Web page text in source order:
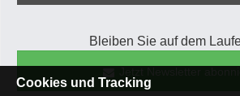
Bleiben Sie auf dem
Cookies und Tracking